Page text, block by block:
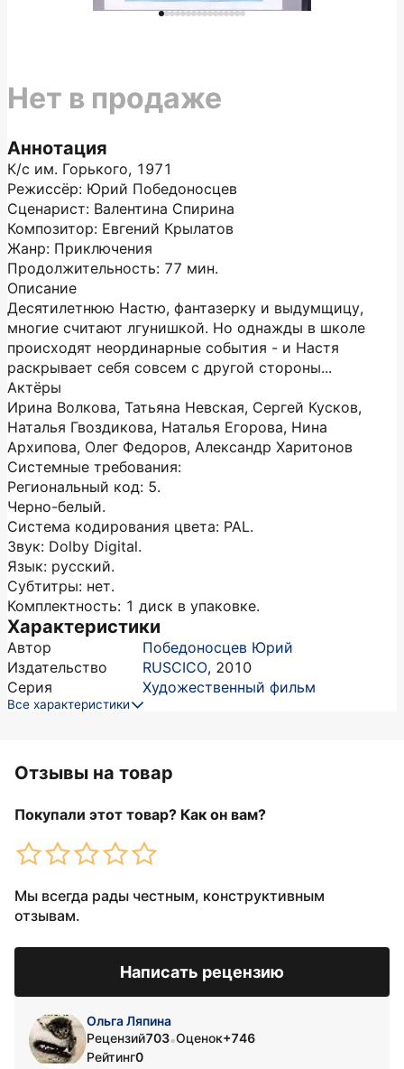
Аннотация
К/с им. Горького, 1971
Режиссёр: Юрий Победоносцев
Сценарист: Валентина Спирина
Композитор: Евгений Крылатов
Жанр: Приключения
Продолжительность: 77 мин.
Описание
Десятилетнюю Настю, фантазерку и выдумщицу,
многие считают лгунишкой. Но однажды в школе
происходят неординарные события - и Настя
раскрывает себя совсем с другой стороны...
Актёры
Ирина Волкова, Татьяна Невская, Сергей Кусков,
Наталья Гвоздикова, Наталья Егорова, Нина
Архипова, Олег Федоров, Александр Харитонов
Системные требования:
Региональный код: 5.
Черно-белый.
Система кодирования цвета: PAL.
Звук: Dolby Digital.
Язык: русский.
Субтитры: нет.
Комплектность: 1 диск в упаковке.
Характеристики
Автор
Победоносцев Юрий
Издательство
RUSCICO, 2010
Серия
Художественный фильм
Все характеристики
Нет в продаже
Отзывы на товар
Покупали этот товар? Как он вам?
Мы всегда рады честным, конструктивным
отзывам.
Написать рецензию
Ольга Ляпина
Рецензий703•Оценок+746
Рейтинг0